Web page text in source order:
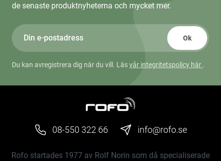
de senaste produktnyheterna och mycket mer.
Ok
Du kan avregistrera dig när du vill. Läsvår integritetspolicy här .
08-550 322 66 info@rofo.se
Rofo startades 1977 av Rolf Norin som då specialiserade